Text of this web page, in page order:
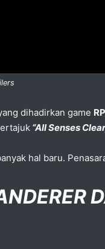
dihadirkan game
“All Senses
hal baru.